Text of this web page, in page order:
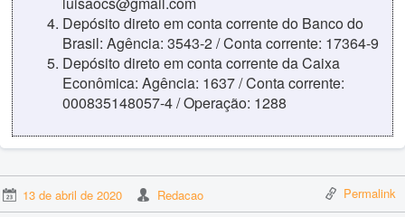
Depósito direto em conta corrente do Banco do
Brasil: Agência: 3543-2 / Conta corrente: 17364-9
Depósito direto em conta corrente da Caixa
Econômica: Agência: 1637 / Conta corrente:
000835148057-4 / Operação: 1288
13 de abril de 2020 Redacao Permalink